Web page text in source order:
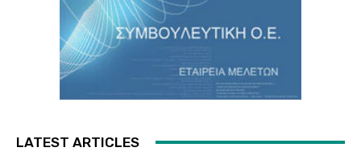
LATEST ARTICLES